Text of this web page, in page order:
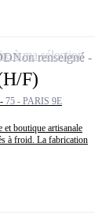
F)
75 - PARIS 9E
et boutique artisanale
à froid. La fabrication
Non renseigné
à ma sélection